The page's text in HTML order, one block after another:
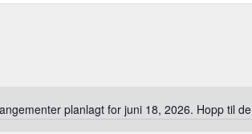
M
planlagt for juni 18, 2026. Hopp til de